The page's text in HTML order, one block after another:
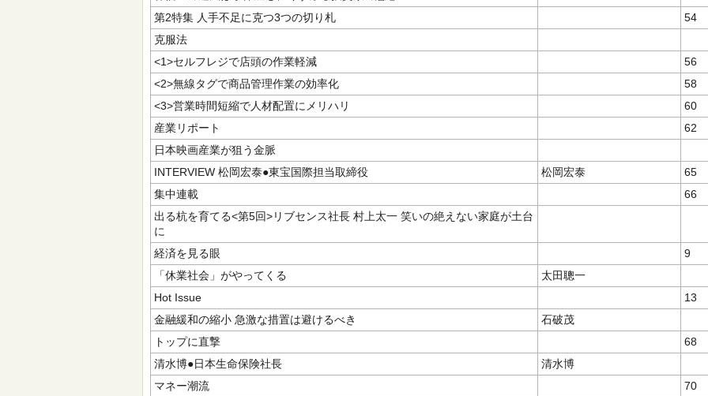
第2特集 人手不足に克つ3つの切り札
54
克服法
<1>セルフレジで店頭の作業軽減
56
<2>無線タグで商品管理作業の効率化
58
<3>営業時間短縮で人材配置にメリハリ
60
産業リポート
62
日本映画産業が狙う金脈
INTERVIEW 松岡宏泰●東宝国際担当取締役
松岡宏泰
65
集中連載
66
出る杭を育てる<第5回>リブセンス社長 村上太一 笑いの絶えない家庭が土台
に
経済を見る眼
9
「休業社会」がやってくる
太田聰一
Hot Issue
13
金融緩和の縮小 急激な措置は避けるべき
石破茂
トップに直撃
68
清水博●日本生命保険社長
清水博
マネー潮流
70